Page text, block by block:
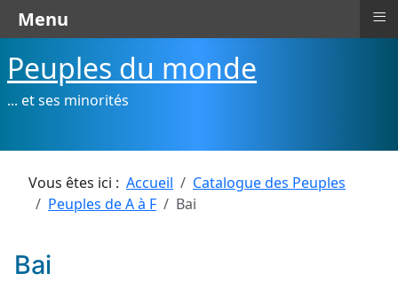
Peuples du monde
... et ses minorités
Vous êtes ici : Accueil
Catalogue des Peuples
Peuples de A à F
Bai
Bai
Menu ≡